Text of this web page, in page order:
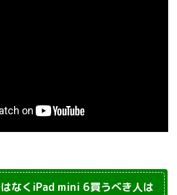
なくiPad mini 6買うべき人は